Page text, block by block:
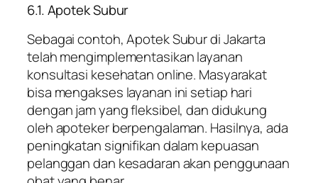
6.1. Apotek Subur
Sebagai contoh, Apotek Subur di Jakarta
telah mengimplementasikan layanan
konsultasi kesehatan online. Masyarakat
bisa mengakses layanan ini setiap hari
dengan jam yang fleksibel, dan didukung
oleh apoteker berpengalaman. Hasilnya, ada
peningkatan signifikan dalam kepuasan
pelanggan dan kesadaran akan penggunaan